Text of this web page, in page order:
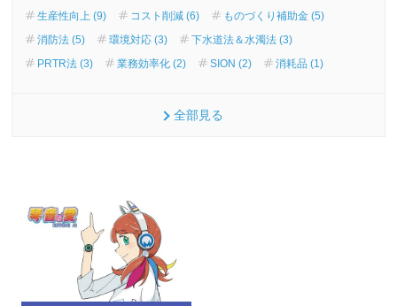
生産性向上 (9)
コスト削減 (6)
ものづくり補助金 (5)
消防法 (5)
環境対応 (3)
下水道法＆水濁法 (3)
PRTR法 (3)
業務効率化 (2) SION (2) 消耗品 (1)
全部見る